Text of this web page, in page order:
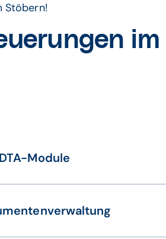
Stöbern!
Module
die KCH- und KFO-